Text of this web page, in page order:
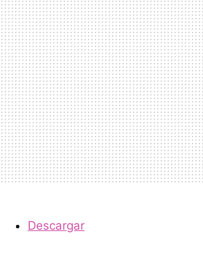
Descargar